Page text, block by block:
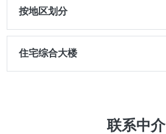
按地区划分
住宅综合大楼
联系中介